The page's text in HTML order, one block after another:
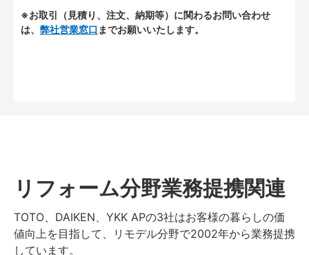
※お取引（見積り、注文、納期等）に関わるお問い合わせ
は、 弊社営業窓口 までお願いいたします。
リフォーム分野業務提携関連
TOTO、DAIKEN、YKK APの3社はお客様の暮らしの価
値向上を目指して、リモデル分野で2002年から業務提携
しています。